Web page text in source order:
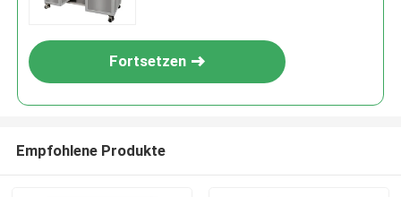
Fortsetzen
Empfohlene Produkte